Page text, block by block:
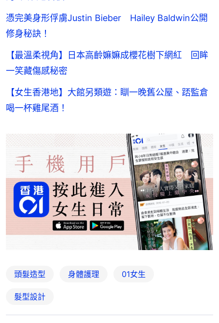
憑完美身形俘虜Justin Bieber Hailey Baldwin公開
修身秘訣！
【最溫柔視角】日本高齡嫲嫲成櫻花樹下網紅 回眸
一笑藏傷感秘密
【女生香港地】大館另類遊：瞓一晚舊公屋、踎監倉
喝一杯雞尾酒！
頭髮造型 身體護理 01女生
髮型設計